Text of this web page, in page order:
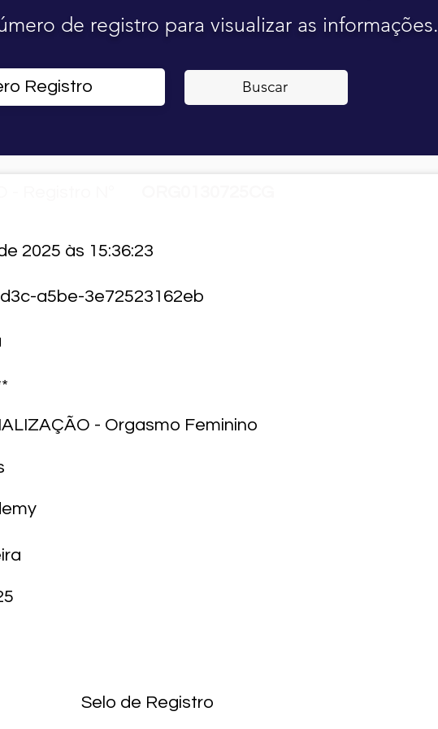
de registro para visualizar as informações.
Buscar
2025 às 15:36:23
a5be-3e72523162eb
- Orgasmo Feminino
Selo de Registro